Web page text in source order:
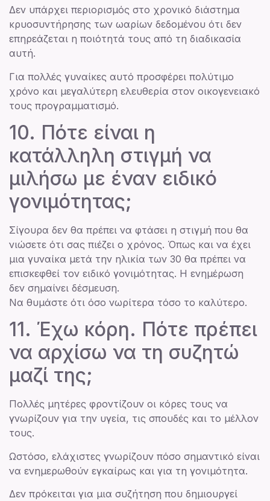
Δεν υπάρχει περιορισμός στο χρονικό διάστημα
κρυοσυντήρησης των ωαρίων δεδομένου ότι δεν
επηρεάζεται η ποιότητά τους από τη διαδικασία
αυτή.
Για πολλές γυναίκες αυτό προσφέρει πολύτιμο
χρόνο και μεγαλύτερη ελευθερία στον οικογενειακό
τους προγραμματισμό.
10. Πότε είναι η
κατάλληλη στιγμή να
μιλήσω με έναν ειδικό
γονιμότητας;
Σίγουρα δεν θα πρέπει να φτάσει η στιγμή που θα
νιώσετε ότι σας πιέζει ο χρόνος. Όπως και να έχει
μια γυναίκα μετά την ηλικία των 30 θα πρέπει να
επισκεφθεί τον ειδικό γονιμότητας. Η ενημέρωση
δεν σημαίνει δέσμευση.
Να θυμάστε ότι όσο νωρίτερα τόσο το καλύτερο.
11. Έχω κόρη. Πότε πρέπει
να αρχίσω να τη συζητώ
μαζί της;
Πολλές μητέρες φροντίζουν οι κόρες τους να
γνωρίζουν για την υγεία, τις σπουδές και το μέλλον
τους.
Ωστόσο, ελάχιστες γνωρίζουν πόσο σημαντικό είναι
να ενημερωθούν εγκαίρως και για τη γονιμότητα.
Δεν πρόκειται για μια συζήτηση που δημιουργεί